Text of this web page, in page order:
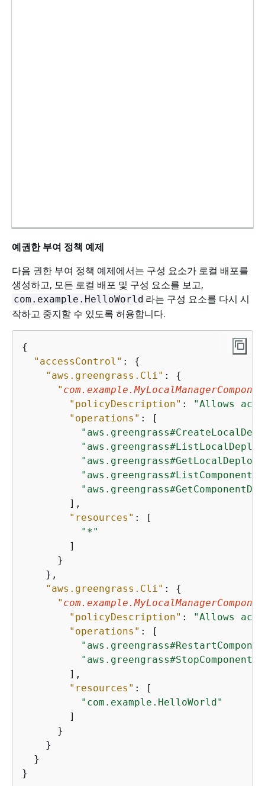
예권한 부여 정책 예제
다음 권한 부여 정책 예제에서는 구성 요소가 로컬 배포를
생성하고, 모든 로컬 배포 및 구성 요소를 보고,
com.example.HelloWorld 라는 구성 요소를 다시 시
작하고 중지할 수 있도록 허용합니다.
{
"accessControl" : {
"aws.greengrass.Cli" : {
"
"policyDescription" :
"Allows
"operations" : [
"aws.greengrass#ListComponents"
        ],
"resources" : [
"*"
        ]
      }
    },
"aws.greengrass.Cli" : {
"
"policyDescription" :
"Allows
"operations" : [
"aws.greengrass#StopComponent"
        ],
"resources" : [
"com.example.HelloWorld"
        ]
      }
    }
  }
}